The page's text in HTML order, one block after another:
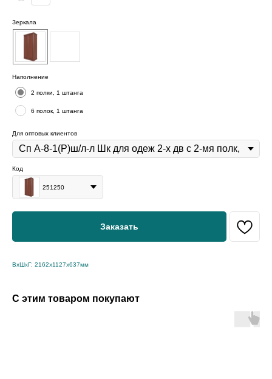
Зеркала
Наполнение
2 полки, 1 штанга
6 полок, 1 штанга
Для оптовых клиентов
Код
251250
Заказать
ВхШхГ: 2162х1127х637мм
С этим товаром покупают